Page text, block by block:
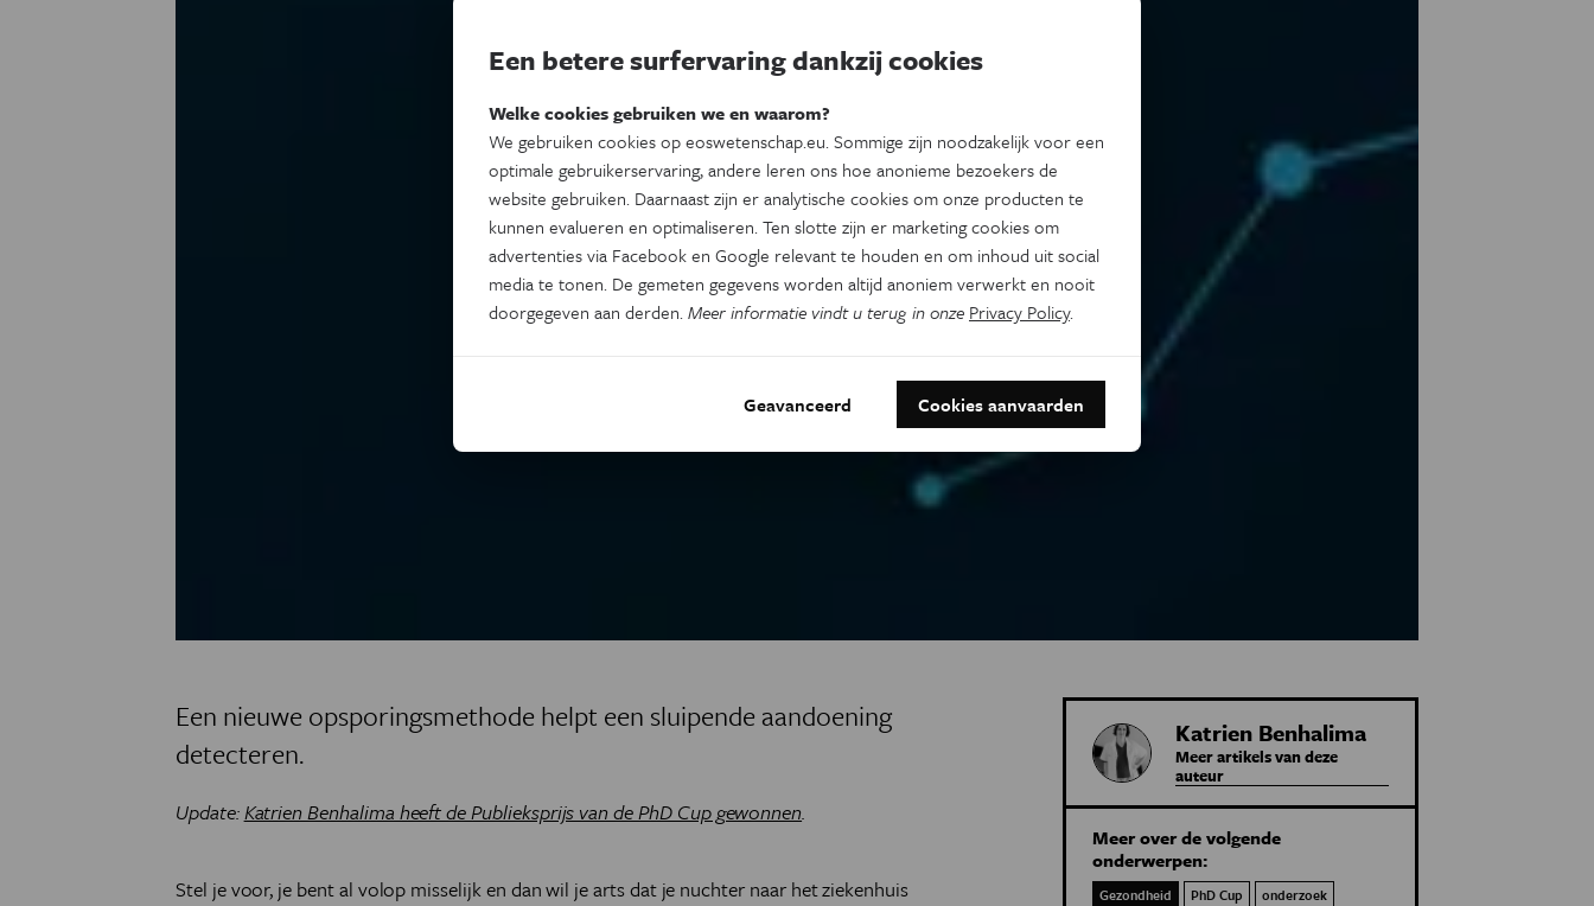
Een nieuwe opsporingsmethode helpt een sluipende aandoening
detecteren.
Update:Katrien Benhalima heeft de Publieksprijs van de PhD Cup gewonnen.
Stel je voor, je bent al volop misselijk en dan wil je arts dat je nuchter naar het ziekenhuis
Katrien Benhalima
Meer artikels van deze
auteur
Meer over de volgende
onderwerpen:
Gezondheid PhD Cup
onderzoek
Een betere surfervaring dankzij cookies
Welke cookies gebruiken we en waarom?
We gebruiken cookies op eoswetenschap.eu. Sommige zijn noodzakelijk voor een
optimale gebruikerservaring, andere leren ons hoe anonieme bezoekers de
website gebruiken. Daarnaast zijn er analytische cookies om onze producten te
kunnen evalueren en optimaliseren. Ten slotte zijn er marketing cookies om
advertenties via Facebook en Google relevant te houden en om inhoud uit social
media te tonen. De gemeten gegevens worden altijd anoniem verwerkt en nooit
doorgegeven aan derden.Meer informatie vindt u terug in onze Privacy Policy.
Geavanceerd Cookies aanvaarden